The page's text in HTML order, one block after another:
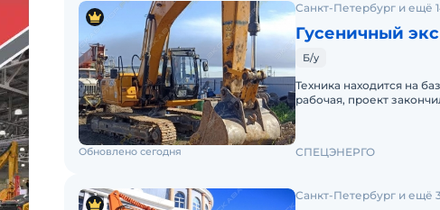
Санкт-Петербург и ещё
Гусеничный
Б/у
Техника находится на
рабочая, проект
Обновлено сегодня СПЕЦЭНЕРГО
Санкт-Петербург и ещё